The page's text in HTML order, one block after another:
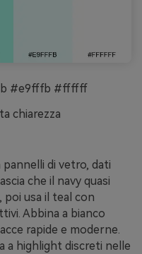
#e9fffb #ffffff
chiarezza
pannelli di vetro, dati
che il navy quasi
poi usa il teal con
Abbina a bianco
rapide e moderne.
a highlight discreti nelle